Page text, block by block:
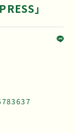
」